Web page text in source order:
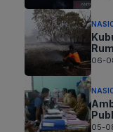
06-
05-